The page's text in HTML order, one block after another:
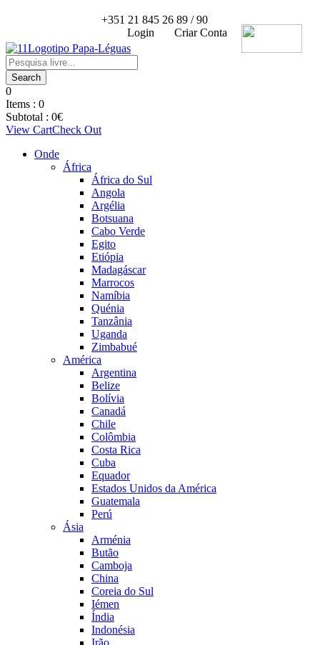
+351 21 845 26 89 / 90
Login
Criar Conta
0
Items : 0
Subtotal : 0€
View CartCheck Out
Onde
África
África do Sul
Angola
Argélia
Botsuana
Cabo Verde
Egito
Etiópia
Madagáscar
Marrocos
Namíbia
Quénia
Tanzânia
Uganda
Zimbabué
América
Argentina
Belize
Bolívia
Canadá
Chile
Colômbia
Costa Rica
Cuba
Equador
Estados Unidos da América
Guatemala
Perú
Ásia
Arménia
Butão
Camboja
China
Coreia do Sul
Iémen
Índia
Indonésia
Irão